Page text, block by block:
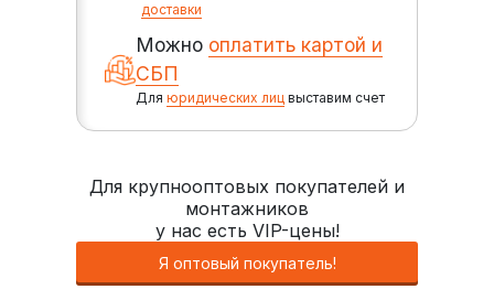
доставки
Можно оплатить картой и
СБП
Дляюридических лиц выставим счет
Для крупнооптовых покупателей и
монтажников
у нас есть VIP-цены!
Я оптовый покупатель!